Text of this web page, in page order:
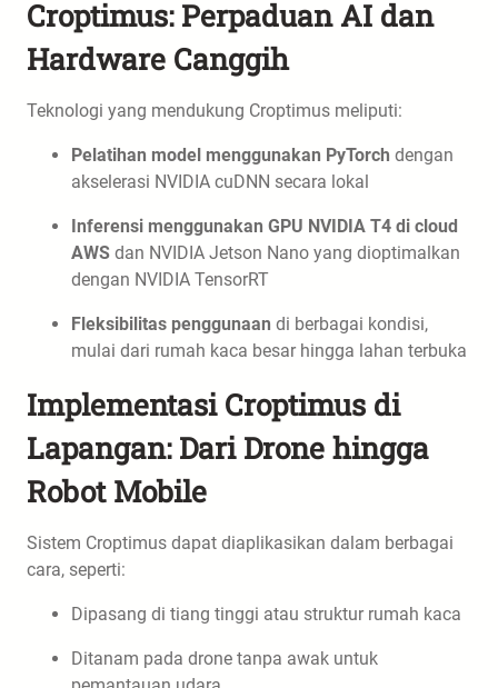
Croptimus: Perpaduan AI dan
Hardware Canggih
Teknologi yang mendukung Croptimus meliputi:
Pelatihan model menggunakan PyTorch dengan
akselerasi NVIDIA cuDNN secara lokal
Inferensi menggunakan GPU NVIDIA T4 di cloud
AWS dan NVIDIA Jetson Nano yang dioptimalkan
dengan NVIDIA TensorRT
Fleksibilitas penggunaan di berbagai kondisi,
mulai dari rumah kaca besar hingga lahan terbuka
Implementasi Croptimus di
Lapangan: Dari Drone hingga
Robot Mobile
Sistem Croptimus dapat diaplikasikan dalam berbagai
cara, seperti:
Dipasang di tiang tinggi atau struktur rumah kaca
Ditanam pada drone tanpa awak untuk